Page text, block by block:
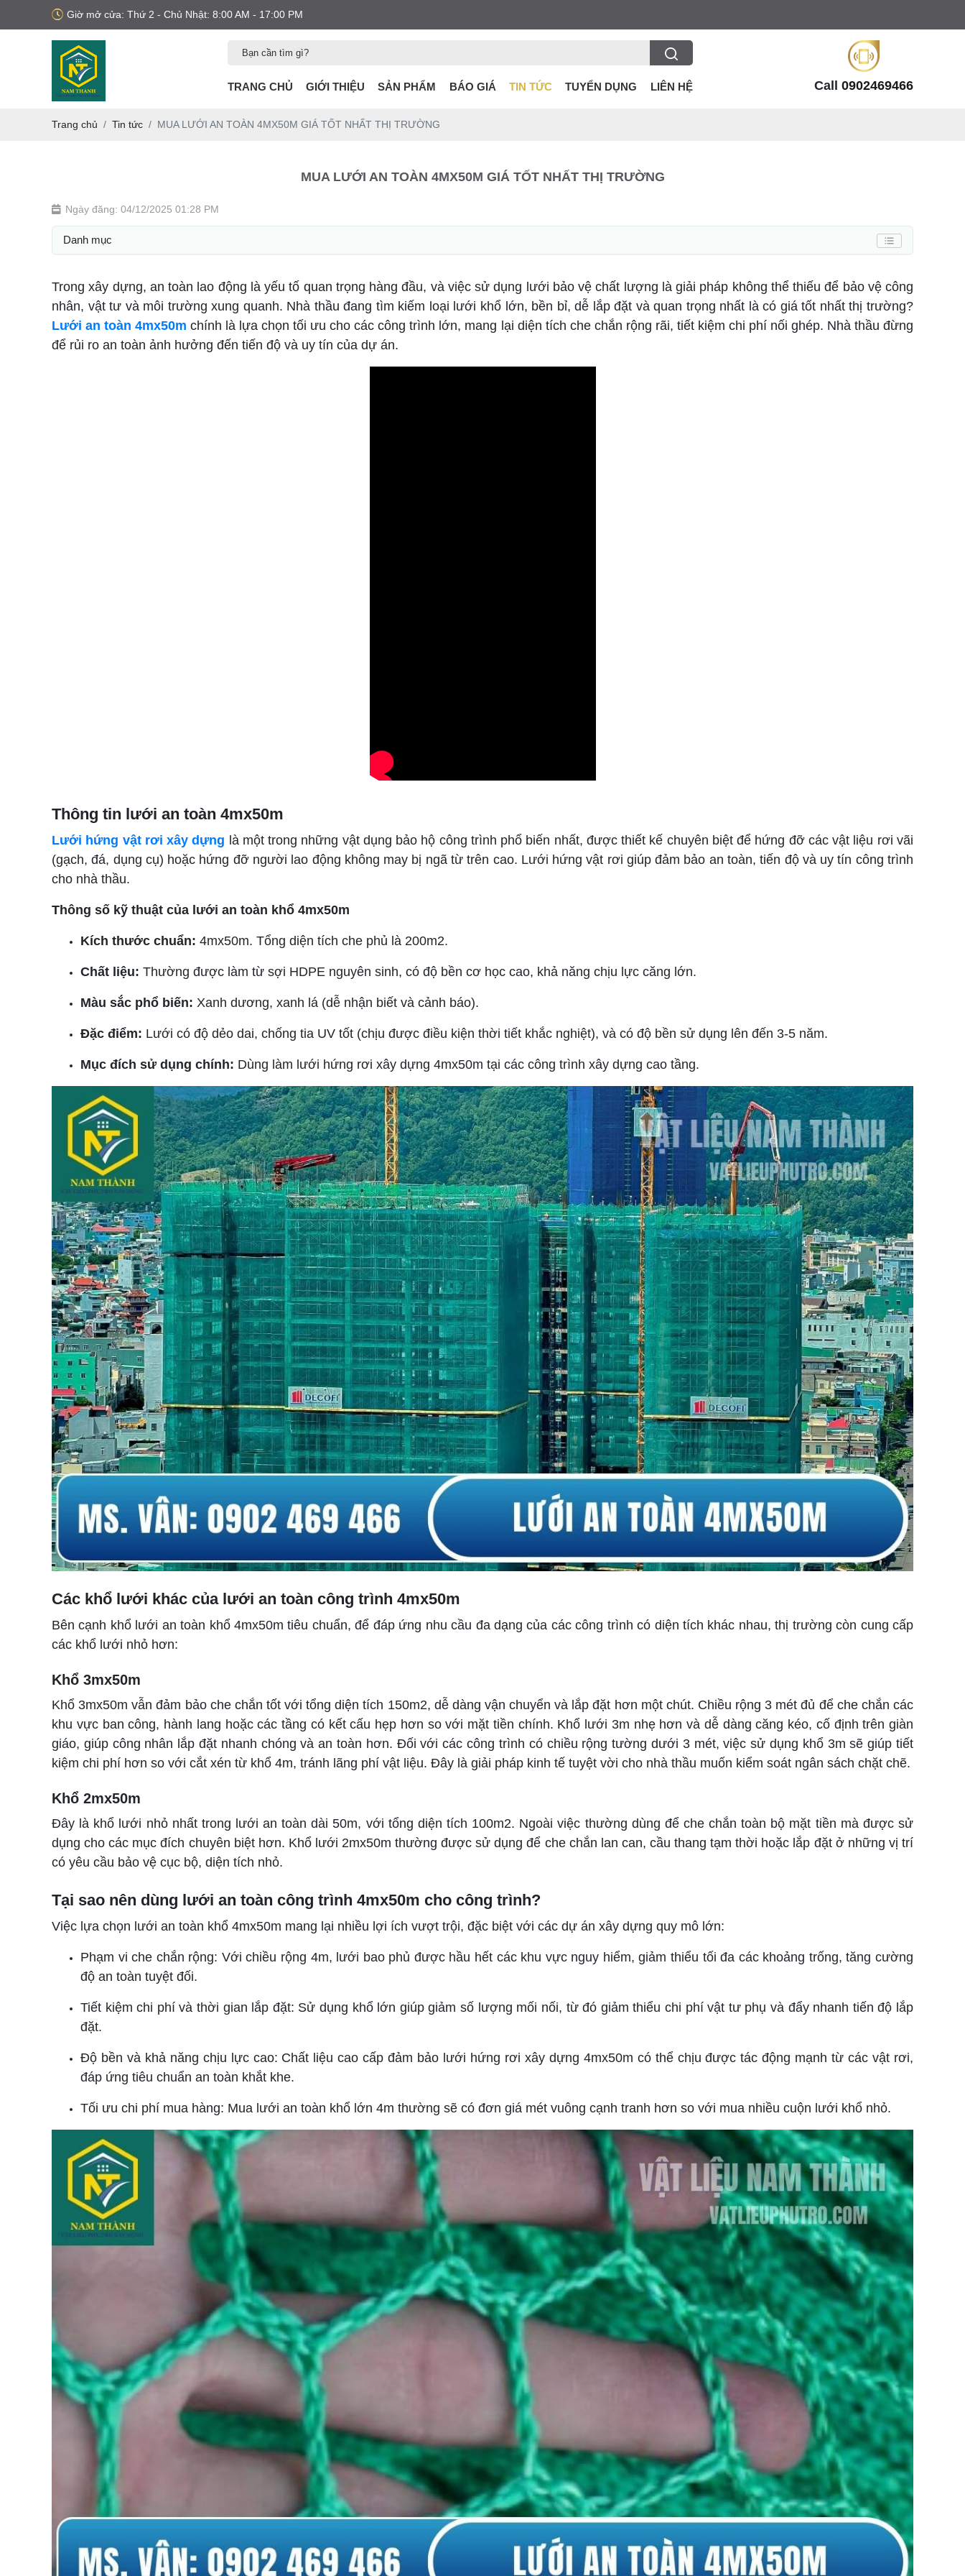
Giờ mở cửa: Thứ 2 - Chủ Nhật: 8:00 AM - 17:00 PM
TRANG CHỦ GIỚI THIỆU SẢN PHẨM BÁO GIÁ TIN TỨC TUYỂN DỤNG LIÊN HỆ Call 0902469466
Trang chủ Tin tức MUA LƯỚI AN TOÀN 4MX50M GIÁ TỐT NHẤT THỊ TRƯỜNG
MUA LƯỚI AN TOÀN 4MX50M GIÁ TỐT NHẤT THỊ TRƯỜNG
Ngày đăng: 04/12/2025 01:28 PM
Danh mục
Trong xây dựng, an toàn lao động là yếu tố quan trọng hàng đầu, và việc sử dụng lưới bảo vệ chất lượng là giải pháp không thể thiếu để bảo vệ công
nhân, vật tư và môi trường xung quanh. Nhà thầu đang tìm kiếm loại lưới khổ lớn, bền bỉ, dễ lắp đặt và quan trọng nhất là có giá tốt nhất thị trường?
Lưới an toàn 4mx50m chính là lựa chọn tối ưu cho các công trình lớn, mang lại diện tích che chắn rộng rãi, tiết kiệm chi phí nối ghép. Nhà thầu đừng
để rủi ro an toàn ảnh hưởng đến tiến độ và uy tín của dự án.
Thông tin lưới an toàn 4mx50m
Lưới hứng vật rơi xây dựng là một trong những vật dụng bảo hộ công trình phổ biến nhất, được thiết kế chuyên biệt để hứng đỡ các vật liệu rơi vãi
(gạch, đá, dụng cụ) hoặc hứng đỡ người lao động không may bị ngã từ trên cao. Lưới hứng vật rơi giúp đảm bảo an toàn, tiến độ và uy tín công trình
cho nhà thầu.
Thông số kỹ thuật của lưới an toàn khổ 4mx50m
Kích thước chuẩn: 4mx50m. Tổng diện tích che phủ là 200m2.
Chất liệu: Thường được làm từ sợi HDPE nguyên sinh, có độ bền cơ học cao, khả năng chịu lực căng lớn.
Màu sắc phổ biến: Xanh dương, xanh lá (dễ nhận biết và cảnh báo).
Đặc điểm: Lưới có độ dẻo dai, chống tia UV tốt (chịu được điều kiện thời tiết khắc nghiệt), và có độ bền sử dụng lên đến 3-5 năm.
Mục đích sử dụng chính: Dùng làm lưới hứng rơi xây dựng 4mx50m tại các công trình xây dựng cao tầng.
Các khổ lưới khác của lưới an toàn công trình 4mx50m
Bên cạnh khổ lưới an toàn khổ 4mx50m tiêu chuẩn, để đáp ứng nhu cầu đa dạng của các công trình có diện tích khác nhau, thị trường còn cung cấp
các khổ lưới nhỏ hơn:
Khổ 3mx50m
Khổ 3mx50m vẫn đảm bảo che chắn tốt với tổng diện tích 150m2, dễ dàng vận chuyển và lắp đặt hơn một chút. Chiều rộng 3 mét đủ để che chắn các
khu vực ban công, hành lang hoặc các tầng có kết cấu hẹp hơn so với mặt tiền chính. Khổ lưới 3m nhẹ hơn và dễ dàng căng kéo, cố định trên giàn
giáo, giúp công nhân lắp đặt nhanh chóng và an toàn hơn. Đối với các công trình có chiều rộng tường dưới 3 mét, việc sử dụng khổ 3m sẽ giúp tiết
kiệm chi phí hơn so với cắt xén từ khổ 4m, tránh lãng phí vật liệu. Đây là giải pháp kinh tế tuyệt vời cho nhà thầu muốn kiểm soát ngân sách chặt chẽ.
Khổ 2mx50m
Đây là khổ lưới nhỏ nhất trong lưới an toàn dài 50m, với tổng diện tích 100m2. Ngoài việc thường dùng để che chắn toàn bộ mặt tiền mà được sử
dụng cho các mục đích chuyên biệt hơn. Khổ lưới 2mx50m thường được sử dụng để che chắn lan can, cầu thang tạm thời hoặc lắp đặt ở những vị trí
có yêu cầu bảo vệ cục bộ, diện tích nhỏ.
Tại sao nên dùng lưới an toàn công trình 4mx50m cho công trình?
Việc lựa chọn lưới an toàn khổ 4mx50m mang lại nhiều lợi ích vượt trội, đặc biệt với các dự án xây dựng quy mô lớn:
Phạm vi che chắn rộng: Với chiều rộng 4m, lưới bao phủ được hầu hết các khu vực nguy hiểm, giảm thiểu tối đa các khoảng trống, tăng cường
độ an toàn tuyệt đối.
Tiết kiệm chi phí và thời gian lắp đặt: Sử dụng khổ lớn giúp giảm số lượng mối nối, từ đó giảm thiểu chi phí vật tư phụ và đẩy nhanh tiến độ lắp
đặt.
Độ bền và khả năng chịu lực cao: Chất liệu cao cấp đảm bảo lưới hứng rơi xây dựng 4mx50m có thể chịu được tác động mạnh từ các vật rơi,
đáp ứng tiêu chuẩn an toàn khắt khe.
Tối ưu chi phí mua hàng: Mua lưới an toàn khổ lớn 4m thường sẽ có đơn giá mét vuông cạnh tranh hơn so với mua nhiều cuộn lưới khổ nhỏ.